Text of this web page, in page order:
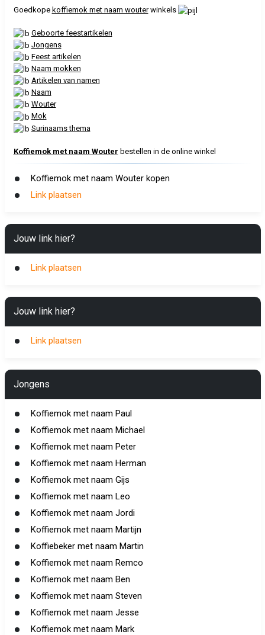
Goedkope koffiemok met naam wouterwinkels
Geboorte feestartikelen
Jongens
Feest artikelen
Naam mokken
Artikelen van namen
Naam
Wouter
Mok
Surinaams thema
Koffiemok met naam Wouter bestellen in de online winkel
Koffiemok met naam Wouter kopen
Link plaatsen
Jouw link hier?
Link plaatsen
Jouw link hier?
Link plaatsen
Jongens
Koffiemok met naam Paul
Koffiemok met naam Michael
Koffiemok met naam Peter
Koffiemok met naam Herman
Koffiemok met naam Gijs
Koffiemok met naam Leo
Koffiemok met naam Jordi
Koffiemok met naam Martijn
Koffiebeker met naam Martin
Koffiemok met naam Remco
Koffiemok met naam Ben
Koffiemok met naam Steven
Koffiemok met naam Jesse
Koffiemok met naam Mark